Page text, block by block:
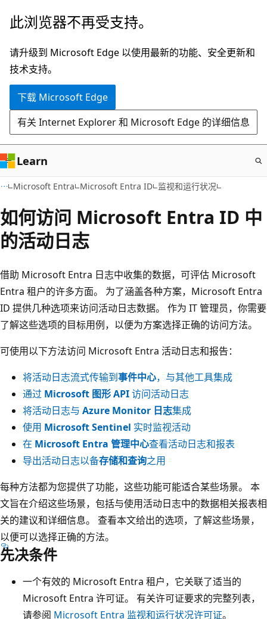
跳
主
要
内
此浏览器不再受支持。
请升级到 Microsoft Edge 以使用最新的功能、安全更新和
技术支持。
下载 Microsoft Edge
有关 Internet Explorer 和 Microsoft Edge 的详细信息
Learn
Microsoft Entra Microsoft Entra ID 监视和运行状况
如何访问 Microsoft Entra ID 中
的活动日志
借助 Microsoft Entra 日志中收集的数据，可评估 Microsoft
Entra 租户的许多方面。 为了涵盖各种方案，Microsoft Entra
ID 提供几种选项来访问活动日志数据。 作为 IT 管理员，你需要
了解这些选项的目标用例，以便为方案选择正确的访问方法。
可使用以下方法访问 Microsoft Entra 活动日志和报告：
将活动日志流式传输到事件中心，与其他工具集成
通过 Microsoft 图形 API访问活动日志
将活动日志与 Azure Monitor 日志集成
使用 Microsoft Sentinel 实时监视活动
在 Microsoft Entra 管理中心查看活动日志和报表
导出活动日志以备存储和查询之用
每种方法都为您提供了功能，这些功能可能适合某些场景。 本
文旨在介绍这些场景，包括与使用活动日志中的数据相关报表相
关的建议和详细信息。 查看本文给出的选项，了解这些场景，
以便可以选择正确的方法。
先决条件
一个有效的 Microsoft Entra 租户，它关联了适当的
Microsoft Entra 许可证。 有关许可证要求的完整列表，
请参阅 Microsoft Entra 监视和运行状况许可证。